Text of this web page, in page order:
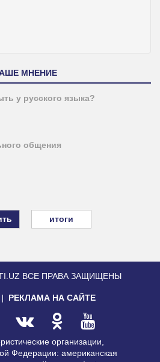
МНЕНИЕ
у русского языка?
общения
итоги
ВСЕ ПРАВА ЗАЩИЩЕНЫ
РЕКЛАМА НА САЙТЕ
организации,
Федерации: американская